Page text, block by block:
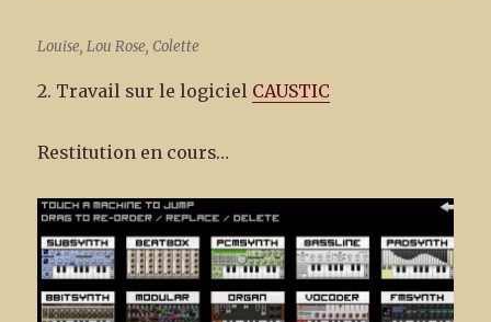
Louise, Lou Rose, Colette
2. Travail sur le logiciel CAUSTIC
Restitution en cours…